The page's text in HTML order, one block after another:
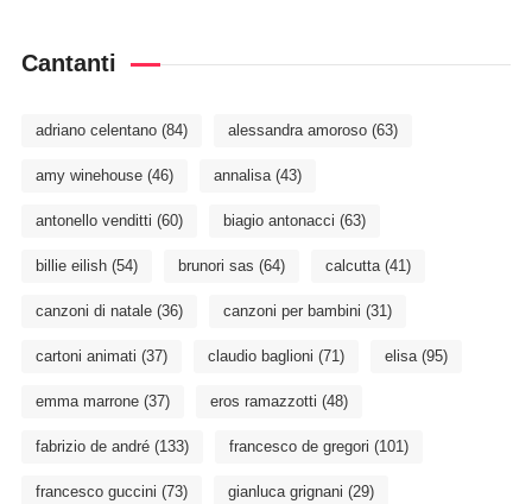
Cantanti
adriano celentano(84) alessandra amoroso(63)
amy winehouse(46) annalisa(43)
antonello venditti (60) biagio antonacci (63)
billie eilish(54) brunori sas (64) calcutta(41)
canzoni di natale(36) canzoni per bambini (31)
cartoni animati (37) claudio baglioni (71) elisa(95)
emma marrone(37) eros ramazzotti (48)
fabrizio de andré(133) francesco de gregori (101)
francesco guccini (73) gianluca grignani (29)